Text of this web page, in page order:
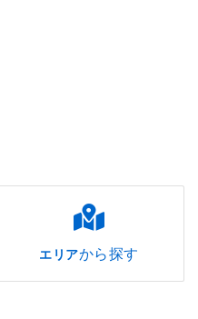
エリアから探す